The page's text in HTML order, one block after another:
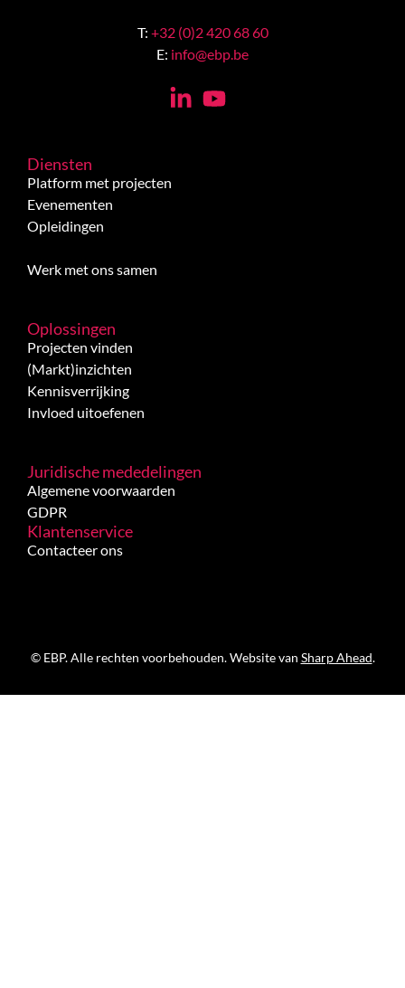
T: +32 (0)2 420 68 60
E: info@ebp.be
Diensten
Platform met projecten
Evenementen
Opleidingen
Werk met ons samen
Oplossingen
Projecten vinden
(Markt)inzichten
Kennisverrijking
Invloed uitoefenen
Juridische mededelingen
Algemene voorwaarden
GDPR
Klantenservice
Contacteer ons
© EBP. Alle rechten voorbehouden. Website van Sharp Ahead.